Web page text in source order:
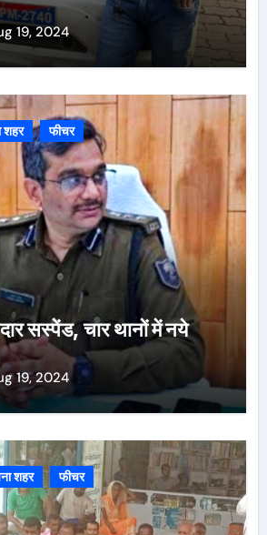
19, 2024
शहर फीचर
सस्पेंड, चार थानों में नये
19, 2024
शहर फीचर